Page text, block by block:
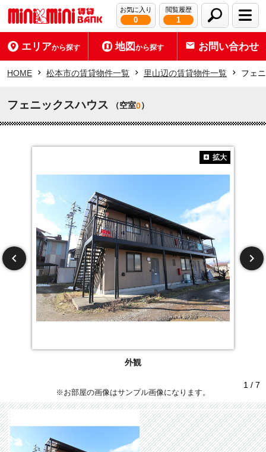
お気に入り
0
閲覧履歴
1
エリアから探す 地図から探す お問い合わせ
HOME 松本市の賃貸物件一覧 里山辺の賃貸物件一覧 フェ
フェニックスハウス （空室0）
外観
拡大
1 / 7
※お部屋の画像はサンプル画像になります。